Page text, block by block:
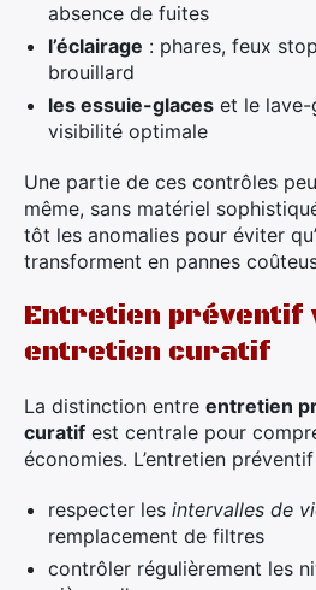
absence de fuites
l’éclairage : phares, feux
brouillard
les essuie-glaces et le lave-
visibilité optimale
Une partie de ces contrôles
même, sans matériel
tôt les anomalies pour éviter
transforment en pannes
Entretien préventif
entretien curatif
La distinction entre entretien
curatif est centrale pour
économies. L’entretien
respecter les intervalles de
remplacement de filtres
contrôler régulièrement les